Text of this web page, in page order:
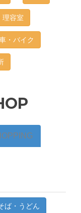
理容室
・バイク
ば・うどん